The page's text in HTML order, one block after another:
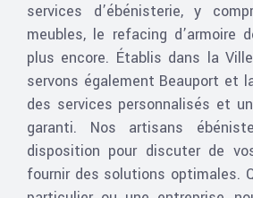
services d’ébénisterie, y
meubles, le refacing d’armoire
plus encore. Établis dans la
servons également Beauport et
des services personnalisés et
garanti. Nos artisans
disposition pour discuter de
fournir des solutions optimales.